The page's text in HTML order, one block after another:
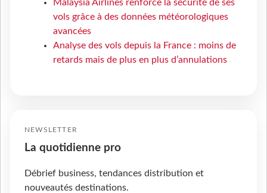
Malaysia Airlines renforce la sécurité de ses
vols grâce à des données météorologiques
avancées
Analyse des vols depuis la France : moins de
retards mais de plus en plus d’annulations
NEWSLETTER
La quotidienne pro
Débrief business, tendances distribution et
nouveautés destinations.